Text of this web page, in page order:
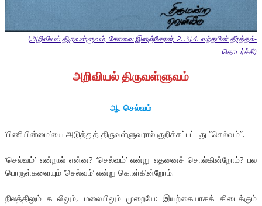
(அறிவியல் திருவள்ளுவம், கோவை இளஞ்சேரன், 2. அ.4. வந்தபின் தீர்த்தல்-
தொடர்ச்சி)
அறிவியல் திருவள்ளுவம்
ஆ.செல்வம்
‘பிணியின்மை’யை அடுத்துத் திருவள்ளுவரால் குறிக்கப்பட்டது “செல்வம்”.
‘செல்வம்’ என்றால் என்ன? ‘செல்வம்’ என்று எதனைச் சொல்கின்றோம்? பல
பொருள்களையும் ‘செல்வம்’ என்று கொள்கின்றோம்.
நிலத்திலும் கடலிலும், மலையிலும் முறையே: இயற்கையாகக் கிடைக்கும்